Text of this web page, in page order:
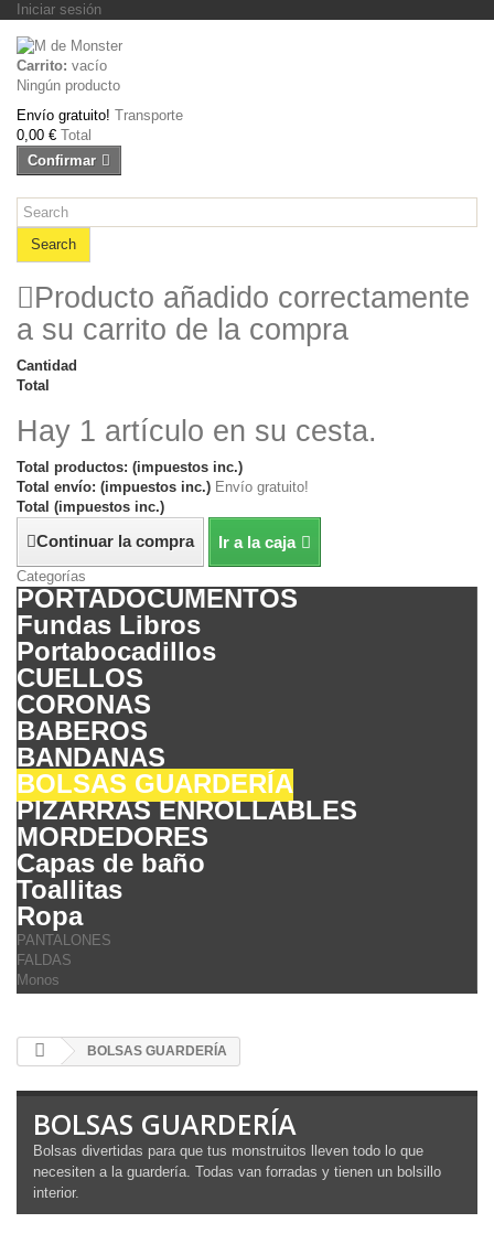
Iniciar sesión
Carrito: vacío
Ningún producto
Envío gratuito! Transporte
0,00 € Total
Confirmar
Search
Producto añadido correctamente
a su carrito de la compra
Cantidad
Total
Hay 1 artículo en su cesta.
Total productos: (impuestos inc.)
Total envío: (impuestos inc.) Envío gratuito!
Total (impuestos inc.)
Continuar la compra Ir a la caja
Categorías
PORTADOCUMENTOS
Fundas Libros
Portabocadillos
CUELLOS
CORONAS
BABEROS
BANDANAS
BOLSAS GUARDERÍA
PIZARRAS ENROLLABLES
MORDEDORES
Capas de baño
Toallitas
Ropa
PANTALONES
FALDAS
Monos
BOLSAS GUARDERÍA
BOLSAS GUARDERÍA
Bolsas divertidas para que tus monstruitos lleven todo lo que
necesiten a la guardería. Todas van forradas y tienen un bolsillo
interior.